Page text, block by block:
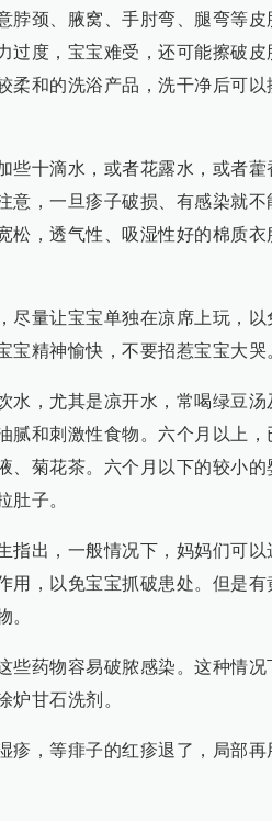
脖颈、腋窝、手肘弯、腿弯等皮
过度，宝宝难受，还可能擦破皮
柔和的洗浴产品，洗干净后可以
些十滴水，或者花露水，或者藿
，一旦疹子破损、有感染就不
，透气性、吸湿性好的棉质衣
尽量让宝宝单独在凉席上玩，以
宝精神愉快，不要招惹宝宝大哭
水，尤其是凉开水，常喝绿豆汤
腻和刺激性食物。六个月以上，
、菊花茶。六个月以下的较小的
肚子。
指出，一般情况下，妈妈们可以
用，以免宝宝抓破患处。但是有
。
些药物容易破脓感染。这种情况
炉甘石洗剂。
疹，等痱子的红疹退了，局部再